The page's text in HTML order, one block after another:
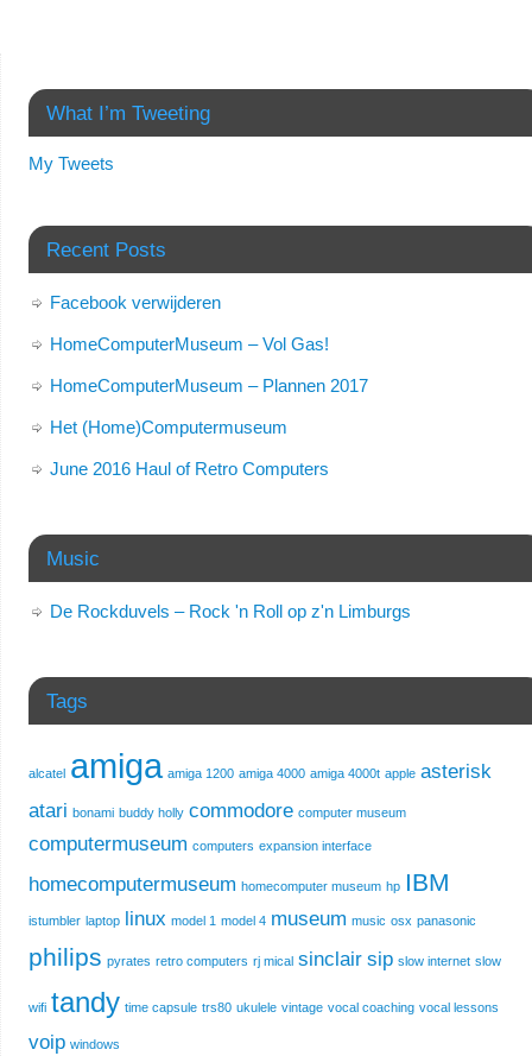
What I’m Tweeting
My Tweets
Recent Posts
Facebook verwijderen
HomeComputerMuseum – Vol Gas!
HomeComputerMuseum – Plannen 2017
Het (Home)Computermuseum
June 2016 Haul of Retro Computers
Music
De Rockduvels – Rock 'n Roll op z'n Limburgs
Tags
alcatel amiga amiga 1200 amiga 4000 amiga 4000t apple asterisk
atari bonami buddy holly commodore computer museum
computermuseum computers expansion interface
homecomputermuseum homecomputer museum hp IBM
istumbler laptop linux model 1 model 4 museum music osx panasonic
philips pyrates retro computers rj mical sinclair sip slow internet slow
wifi tandy time capsule trs80 ukulele vintage vocal coaching vocal lessons
voip windows